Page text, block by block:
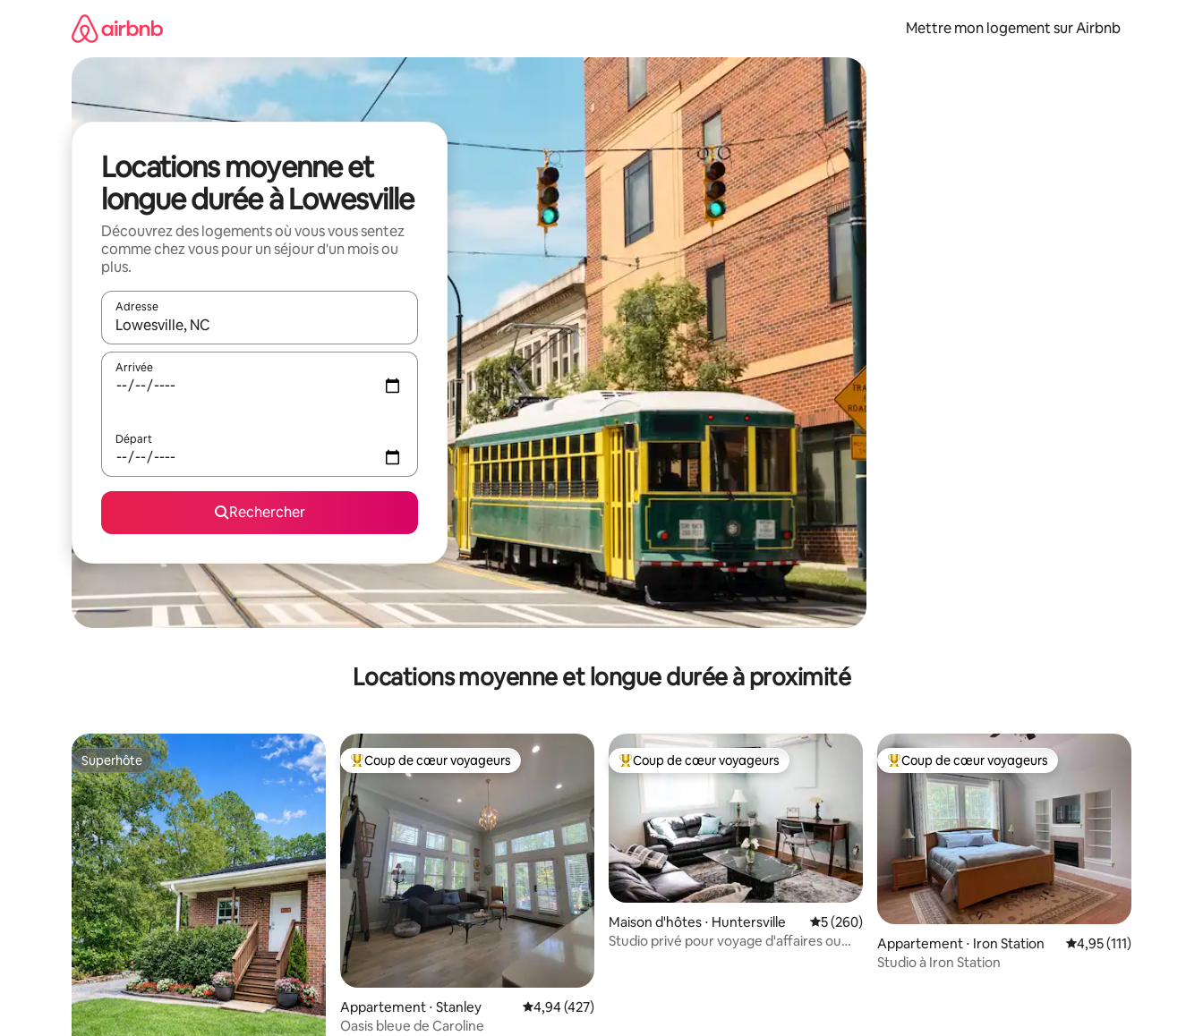
Mettre mon logement sur Airbnb
Locations moyenne et
longue durée à Lowesville
Découvrez des logements où vous vous sentez
comme chez vous pour un séjour d'un mois ou
plus.
Adresse
Lorsque les résultats s'affichent, utilisez les flèches vers le haut et vers le bas pour les parcourir ou en appuyant et en faisant glisser.
Arrivée
Départ
Rechercher
Locations moyenne et longue durée à proximité
Superhôte
Superhôte Coups de cœur voyageurs les plus appréciés
Coup de cœur voyageurs
Appartement ⋅ Stanley Évaluation moyenne sur la base de 427 commentaires : 4,94 sur 5
4,94 (427)
Oasis bleue de Caroline
Coups de cœur voyageurs les plus appréciés
Coup de cœur voyageurs
Maison d'hôtes ⋅ Huntersville Évaluation moyenne sur la base de 260 commentaires : 5 sur 5
5 (260)
Studio privé pour voyage d'affaires ou
Coups de cœur voyageurs les plus appréciés
Coup de cœur voyageurs
Appartement ⋅ Iron Station Évaluation moyenne
4,95 (111)
Studio à Iron Station